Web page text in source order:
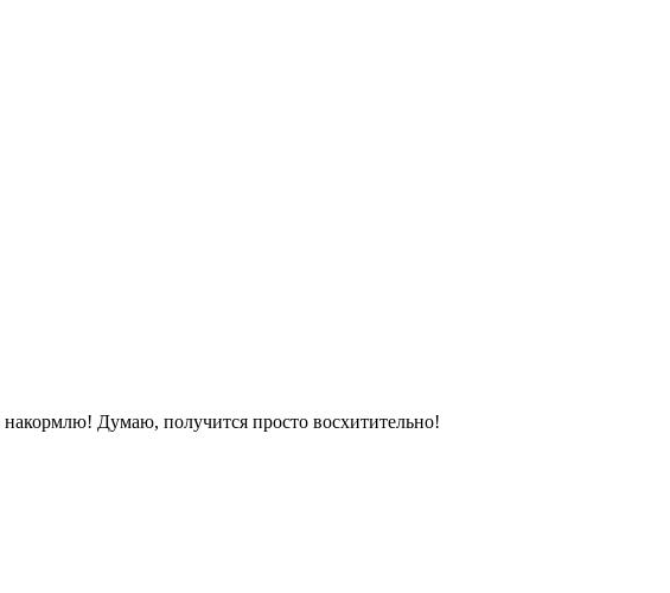
Думаю, получится просто восхитительно!